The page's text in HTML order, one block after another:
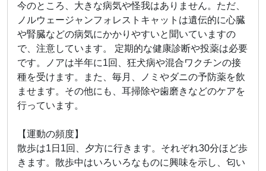
今のところ、大きな病気や怪我はありません。ただ、
ノルウェージャンフォレストキャットは遺伝的に心臓
や腎臓などの病気にかかりやすいと聞いていますの
で、注意しています。 定期的な健康診断や投薬は必要
です。ノアは半年に1回、狂犬病や混合ワクチンの接
種を受けます。また、毎月、ノミやダニの予防薬を飲
ませます。その他にも、耳掃除や歯磨きなどのケアを
行っています。
【運動の頻度】
散歩は1日1回、夕方に行きます。それぞれ30分ほど歩
きます。散歩中はいろいろなものに興味を示し、匂い